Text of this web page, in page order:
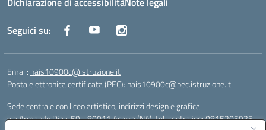
Seguici su:
Email: nais10900c@istruzione.it
Posta elettronica certificata (PEC): nais10900c@pec.istruzione.it
Sede centrale con liceo artistico, indirizzi design e grafica:
via Armando Diaz, 59 - 80011 Acerra (NA), tel. centralino: 0815205935